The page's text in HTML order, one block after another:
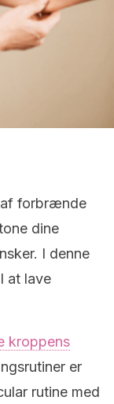
af forbrænde
dine
I denne
at lave
kroppens
er
rutine med